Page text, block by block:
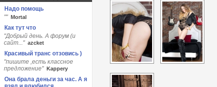
Надо помощь
"" Мortаl
Как тут что
"Добрый день. А форум (и
сайт..." azcket
Красивый транс отзовись )
"пишите ,есть классное
предложение" Kappery
Она брала деньги за час. А я